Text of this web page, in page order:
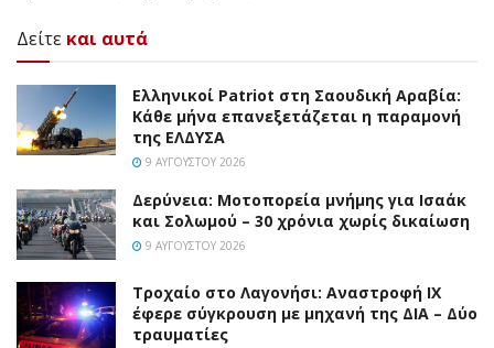
Δείτε και αυτά
Ελληνικοί Patriot στη Σαουδική Αραβία:
Κάθε μήνα επανεξετάζεται η παραμονή
της ΕΛΔΥΣΑ
9 ΑΥΓΟΎΣΤΟΥ 2026
Δερύνεια: Μοτοπορεία μνήμης για Ισαάκ
και Σολωμού – 30 χρόνια χωρίς δικαίωση
9 ΑΥΓΟΎΣΤΟΥ 2026
Τροχαίο στο Λαγονήσι: Αναστροφή ΙΧ
έφερε σύγκρουση με μηχανή της ΔΙΑ – Δύο
τραυματίες